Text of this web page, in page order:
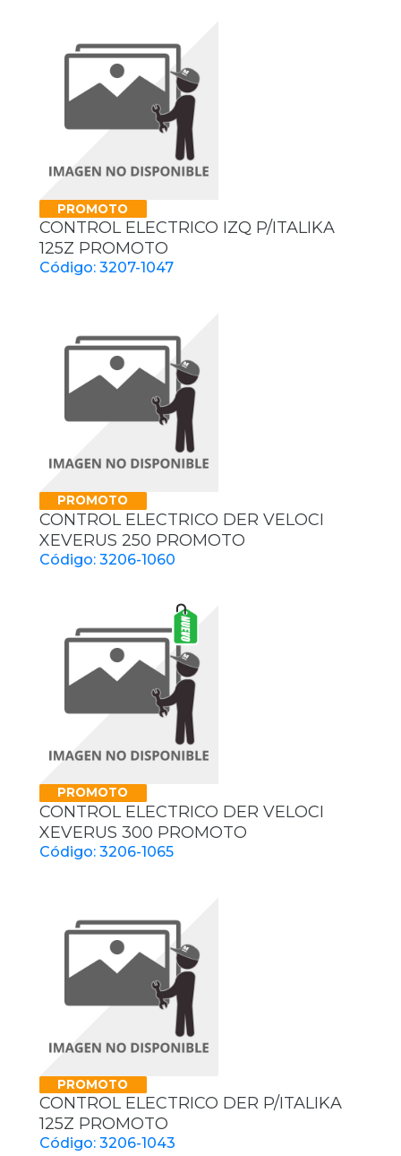
PROMOTO
CONTROL ELECTRICO IZQ P/ITALIKA
125Z PROMOTO
Código: 3207-1047
PROMOTO
CONTROL ELECTRICO DER VELOCI
XEVERUS 250 PROMOTO
Código: 3206-1060
PROMOTO
CONTROL ELECTRICO DER VELOCI
XEVERUS 300 PROMOTO
Código: 3206-1065
PROMOTO
CONTROL ELECTRICO DER P/ITALIKA
125Z PROMOTO
Código: 3206-1043